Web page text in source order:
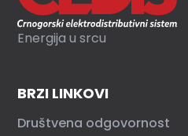
Energija u srcu
BRZI LINKOVI
Društvena odgovornost